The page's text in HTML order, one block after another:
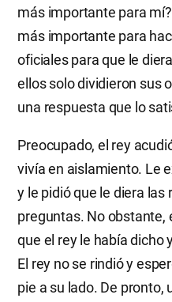
más importante para
más importante para
oficiales para que le
ellos solo dividieron sus
una respuesta que lo
Preocupado, el rey
vivía en aislamiento. Le
y le pidió que le diera
preguntas. No obstante,
que el rey le había dicho
El rey no se rindió y
pie a su lado. De pronto,